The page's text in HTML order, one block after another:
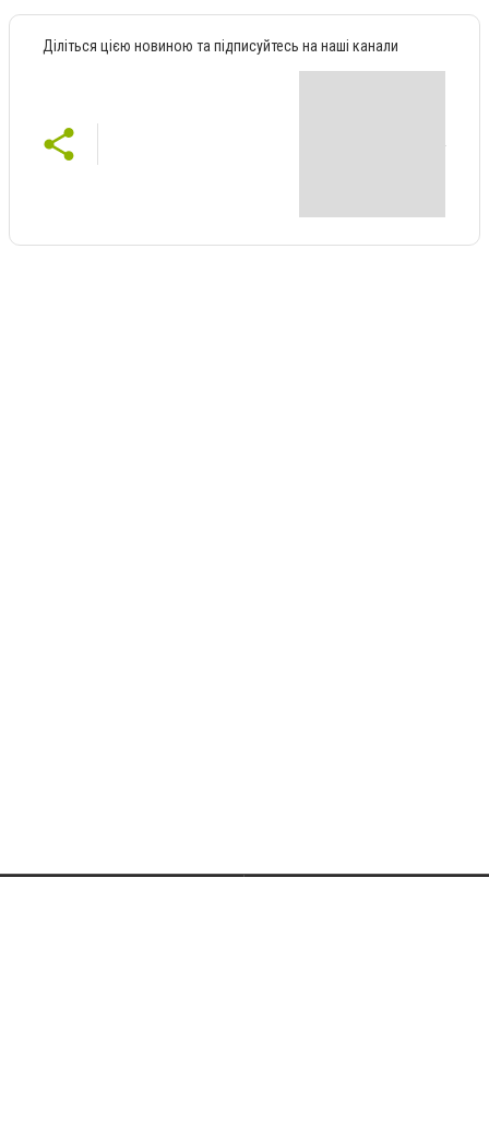
Діліться цією новиною та підписуйтесь на наші канали